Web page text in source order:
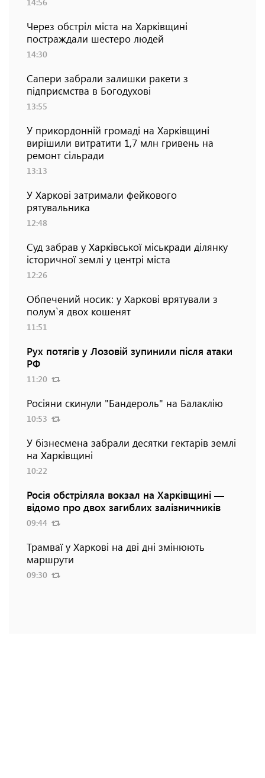
Через обстріл міста на Харківщині
постраждали шестеро людей
14:30
Сапери забрали залишки ракети з
підприємства в Богодухові
13:55
У прикордонній громаді на Харківщині
вирішили витратити 1,7 млн гривень на
ремонт сільради
13:13
У Харкові затримали фейкового
рятувальника
12:48
Суд забрав у Харківської міськради ділянку
історичної землі у центрі міста
12:26
Обпечений носик: у Харкові врятували з
полум`я двох кошенят
11:51
Рух потягів у Лозовій зупинили після атаки
РФ
11:20
Росіяни скинули "Бандероль" на Балаклію
10:53
У бізнесмена забрали десятки гектарів землі
на Харківщині
10:22
Росія обстріляла вокзал на Харківщині —
відомо про двох загиблих залізничників
09:44
Трамваї у Харкові на дві дні змінюють
маршрути
09:30